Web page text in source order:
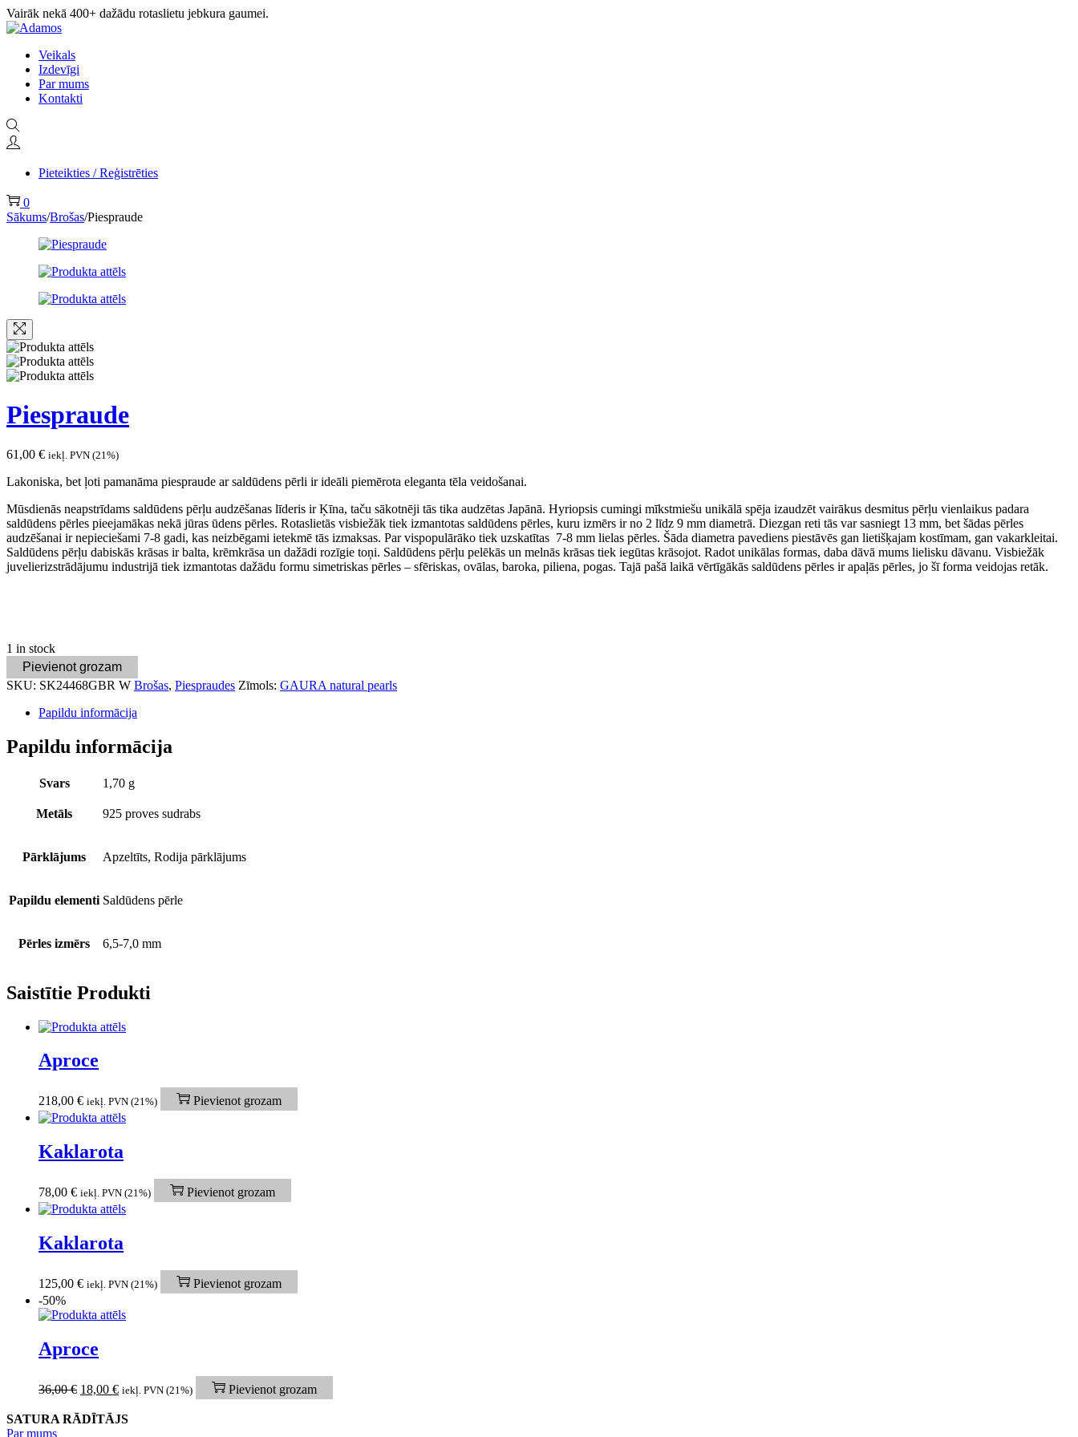
Vairāk nekā 400+ dažādu rotaslietu jebkura gaumei.
Veikals
Izdevīgi
Par mums
Kontakti
Pieteikties / Reģistrēties
0
Sākums/Brošas/Piespraude
Piespraude
61,00 € iekļ. PVN (21%)
Lakoniska, bet ļoti pamanāma piespraude ar saldūdens pērli ir ideāli piemērota eleganta tēla veidošanai.
Mūsdienās neapstrīdams saldūdens pērļu audzēšanas līderis ir Ķīna, taču sākotnēji tās tika audzētas Japānā. Hyriopsis cumingi mīkstmiešu unikālā spēja izaudzēt vairākus desmitus pērļu vienlaikus padara
saldūdens pērles pieejamākas nekā jūras ūdens pērles. Rotaslietās visbiežāk tiek izmantotas saldūdens pērles, kuru izmērs ir no 2 līdz 9 mm diametrā. Diezgan reti tās var sasniegt 13 mm, bet šādas pērles
audzēšanai ir nepieciešami 7-8 gadi, kas neizbēgami ietekmē tās izmaksas. Par vispopulārāko tiek uzskatītas 7-8 mm lielas pērles. Šāda diametra pavediens piestāvēs gan lietišķajam kostīmam, gan vakarkleitai.
Saldūdens pērļu dabiskās krāsas ir balta, krēmkrāsa un dažādi rozīgie toņi. Saldūdens pērļu pelēkās un melnās krāsas tiek iegūtas krāsojot. Radot unikālas formas, daba dāvā mums lielisku dāvanu. Visbiežāk
juvelierizstrādājumu industrijā tiek izmantotas dažādu formu simetriskas pērles – sfēriskas, ovālas, baroka, piliena, pogas. Tajā pašā laikā vērtīgākās saldūdens pērles ir apaļās pērles, jo šī forma veidojas retāk.
1 in stock
Pievienot grozam
SKU: SK24468GBR W Brošas, Piespraudes Zīmols: GAURA natural pearls
Papildu informācija
Papildu informācija
Svars 1,70 g
Metāls 925 proves sudrabs
Pārklājums Apzeltīts, Rodija pārklājums
Papildu elementi Saldūdens pērle
Pērles izmērs 6,5-7,0 mm
Saistītie Produkti
Aproce
218,00 € iekļ. PVN (21%) Pievienot grozam
Kaklarota
78,00 € iekļ. PVN (21%) Pievienot grozam
Kaklarota
125,00 € iekļ. PVN (21%)
Pievienot grozam
-50%
Aproce
36,00€ 18,00 € iekļ. PVN (21%) Pievienot grozam
SATURA RĀDĪTĀJS
Par mums